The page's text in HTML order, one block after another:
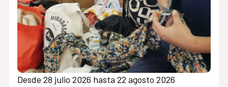
Desde 28 julio 2026 hasta 22 agosto 2026